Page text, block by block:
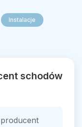
Instalacje
schodów